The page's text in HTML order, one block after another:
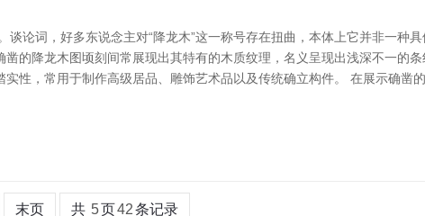
论词，好多东说念主对“降龙木”这一称号存在扭曲，本体上它并非一种
凿的降龙木图顷刻间常展现出其特有的木质纹理，名义呈现出浅深不一的
性，常用于制作高级居品、雕饰艺术品以及传统确立构件。 在展示确凿
末页 共 5页42条记录